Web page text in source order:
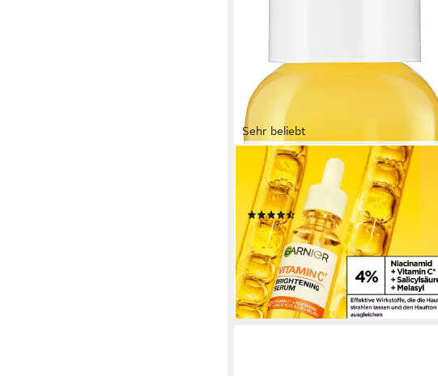
Sehr beliebt
GARNIER
Gesichtsserum SKIN ACTIVE
VITAMIN C, mit Vitamin C Derivat
(32)
12,99 €
(433,00 €/ 1 l)
lieferbar - in 1-2 Werktagen bei dir